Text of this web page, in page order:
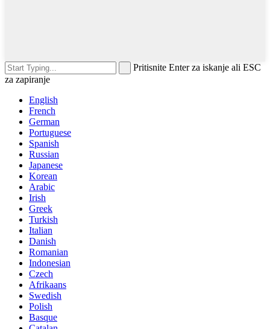
Pritisnite Enter za iskanje ali ESC
za zapiranje
English
French
German
Portuguese
Spanish
Russian
Japanese
Korean
Arabic
Irish
Greek
Turkish
Italian
Danish
Romanian
Indonesian
Czech
Afrikaans
Swedish
Polish
Basque